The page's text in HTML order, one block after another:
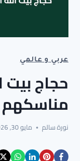
عربي و عالمي
حجاج بيت
مناسكهم
نورة سالم مايو 30, 2026